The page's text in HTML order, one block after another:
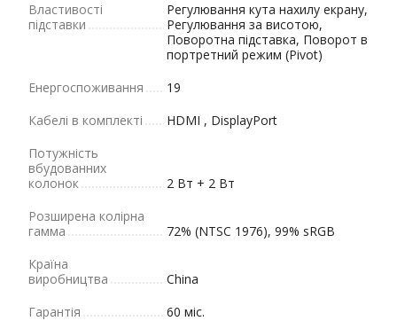
Властивості
підставки
Регулювання кута нахилу екрану,
Регулювання за висотою,
Поворотна підставка, Поворот в
портретний режим (Pivot)
Енергоспоживання
19
Кабелі в комплекті
HDMI , DisplayPort
Потужність
вбудованних
колонок
2 Вт + 2 Вт
Розширена колірна
гамма
72% (NTSC 1976), 99% sRGB
Країна
виробництва
China
Гарантія
60 міс.